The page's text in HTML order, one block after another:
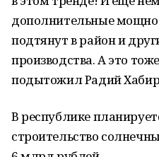
дополнительные
подтянут в район и
производства. А это
подытожил Радий
В республике
строительство